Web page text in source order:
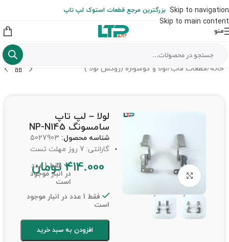
Skip to navigation
Skip to main content
از شهرستان به عهده مشتری است)
بزرگترین مرجع قطعات استوک لپ تاپ
منو
خانه /قطعات قاب/لولا و گوشواره (روکش لولا )
برای بزرگنمایی کلیک کنید
لولا – لپ تاپ
سامسونگ NP-N145
شناسه محصول: 5027903
گارانتی: 7 روز مهلت تست
414.000 تومان
فقط 1 عدد
در انبار موجود
است
فقط 1 عدد در انبار موجود
است
افزودن به سبد خرید